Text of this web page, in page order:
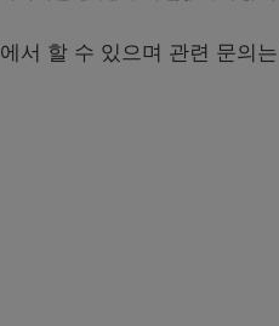
에서 할 수 있으며 관련 문의